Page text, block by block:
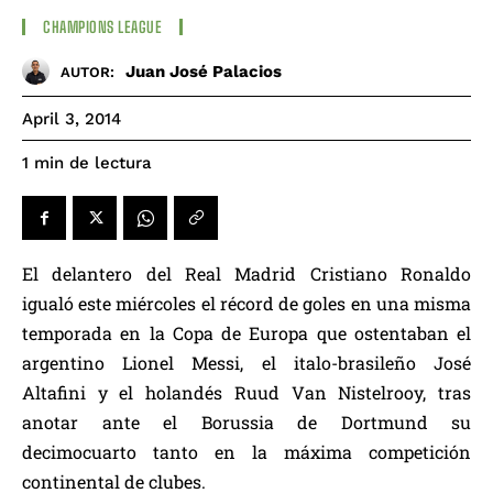
CHAMPIONS LEAGUE
AUTOR: Juan José Palacios
April 3, 2014
1 min de lectura
El delantero del Real Madrid Cristiano Ronaldo
igualó este miércoles el récord de goles en una misma
temporada en la Copa de Europa que ostentaban el
argentino Lionel Messi, el italo-brasileño José
Altafini y el holandés Ruud Van Nistelrooy, tras
anotar ante el Borussia de Dortmund su
decimocuarto tanto en la máxima competición
continental de clubes.